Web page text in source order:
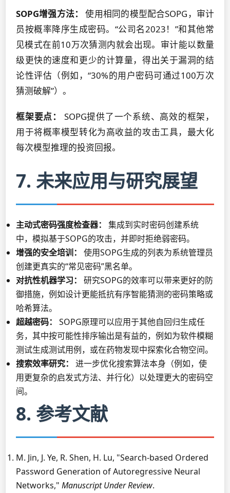
SOPG增强方法：
使用相同的模型配合SOPG，审计
员按概率降序生成密码。“公司名2023！”和其他常
见模式在前10万次猜测内就会出现。审计能以数量
级更快的速度和更少的计算量，得出关于漏洞的结
论性评估（例如，“30%的用户密码可通过100万次
猜测破解”）。
框架要点：
SOPG提供了一个系统、高效的框架，
用于将概率模型转化为高收益的攻击工具，最大化
每次模型推理的投资回报。
7. 未来应用与研究展望
主动式密码强度检查器：
集成到实时密码创建系统
中，模拟基于SOPG的攻击，并即时拒绝弱密码。
增强的安全培训：
使用SOPG生成的列表为系统管理员
创建更真实的“常见密码”黑名单。
对抗性机器学习：
研究SOPG的效率可以带来更好的防
御措施，例如设计更能抵抗有序智能猜测的密码策略或
哈希算法。
超越密码：
SOPG原理可以应用于其他自回归生成任
务，其中按可能性排序输出是有益的，例如为软件模糊
测试生成测试用例，或在药物发现中探索化合物空间。
搜索效率研究：
进一步优化搜索算法本身（例如，使
用更复杂的启发式方法、并行化）以处理更大的密码空
间。
8. 参考文献
M. Jin, J. Ye, R. Shen, H. Lu, "Search-based Ordered
Password Generation of Autoregressive Neural
Networks," Manuscript Under Review.